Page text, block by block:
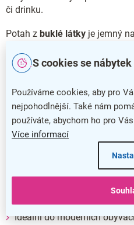
S cookies se
Používáme cookies, aby pro
nejpohodlnější. Také nám
používáte, abychom ho pro
Více informací
či drinku.
Potah z buklé látky je jemný
struktuře skryje drobné
volbu do dynamických prostorů.
Nosnost křesla Tubby je až
spolehnout, že vám poskytne
komfort i při dlouhodobém
Hlavní přednosti křesla
Ideální do moderních